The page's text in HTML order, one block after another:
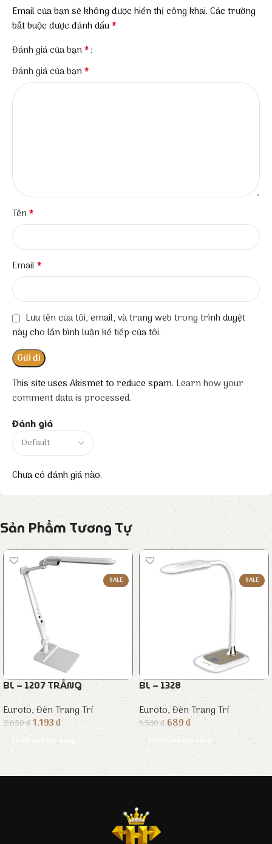
Đánh giá
Chưa có đánh giá nào.
Email của bạn sẽ không được hiển thị công khai. Các trường
bắt buộc được đánh dấu*
Đánh giá của bạn*
Đánh giá của bạn*
Tên*
Email*
Lưu tên của tôi, email, và trang web trong trình duyệt
này cho lần bình luận kế tiếp của tôi.
This site uses Akismet to reduce spam. Learn how your
comment data is processed.
Sản Phẩm Tương Tự
SALE
BL – 1207 TRẮNG
Euroto,Đèn Trang Trí
2.650₫1.193₫
Thêm vào giỏ hàng
SALE
BL – 1328
Euroto,Đèn Trang Trí
1.530₫ 689₫
Thêm vào giỏ hàng